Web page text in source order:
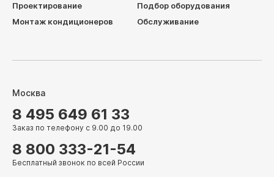
Проектирование
Подбор оборудования
Монтаж кондиционеров
Обслуживание
Москва
8 495 649 61 33
Заказ по телефону с 9.00 до 19.00
8 800 333-21-54
Бесплатный звонок по всей России